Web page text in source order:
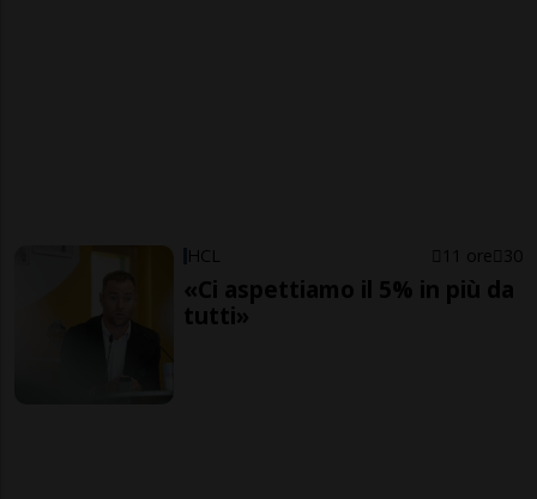
HCL 11 ore 30
«Ci aspettiamo il 5% in più da
tutti»